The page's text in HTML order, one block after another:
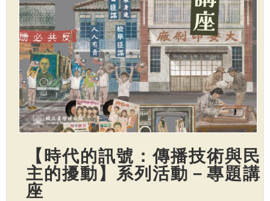
【時代的訊號：傳播技術與民
主的擾動】系列活動－專題講
座